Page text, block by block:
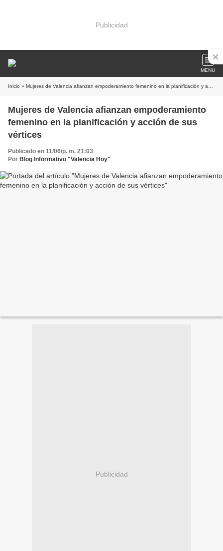
Publicidad
MENU
Inicio » Mujeres de Valencia afianzan empoderamiento femenino en la planificación y acción de sus vértices
Mujeres de Valencia afianzan empoderamiento
femenino en la planificación y acción de sus
vértices
Publicado en 11/06/p. m. 21:03
Por Blog Informativo "Valencia Hoy"
Publicidad